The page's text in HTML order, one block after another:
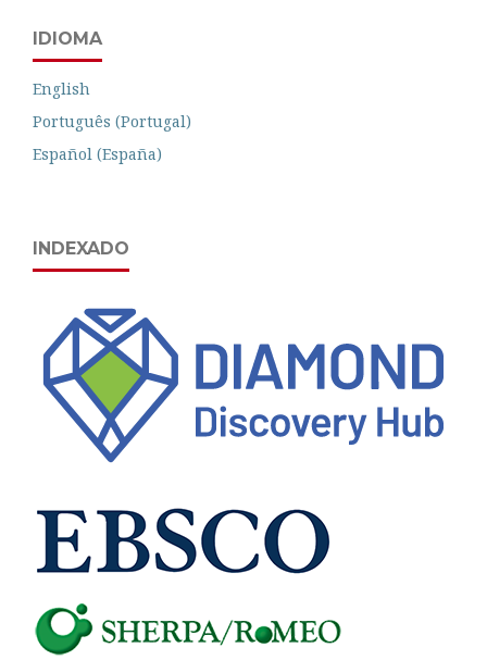
IDIOMA
English
Português (Portugal)
Español (España)
INDEXADO